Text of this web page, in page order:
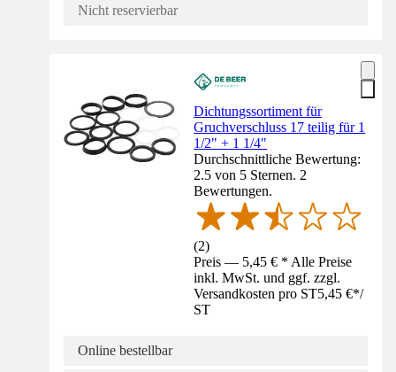
Nicht reservierbar
Dichtungssortiment für
Gruchverschluss 17 teilig für 1
1/2" + 1 1/4"
Durchschnittliche Bewertung:
2.5 von 5 Sternen. 2
Bewertungen.
(2)
Preis — 5,45 € * Alle Preise
inkl. MwSt. und ggf. zzgl.
Versandkosten pro ST5,45 €*/
ST
Online bestellbar